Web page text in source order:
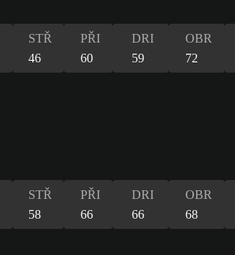
STŘ
46
PŘI
60
DRI
59
OBR
72
STŘ
58
PŘI
66
DRI
66
OBR
68